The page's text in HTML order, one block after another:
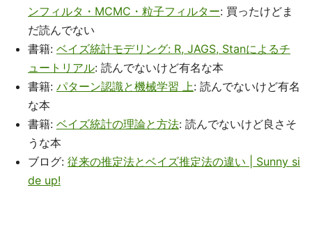
ンフィルタ・MCMC・粒子フィルター: 買ったけどま
だ読んでない
書籍: ベイズ統計モデリング: R, JAGS, Stanによるチ
ュートリアル: 読んでないけど有名な本
書籍: パターン認識と機械学習 上: 読んでないけど有名
な本
書籍: ベイズ統計の理論と方法: 読んでないけど良さそ
うな本
ブログ: 従来の推定法とベイズ推定法の違い | Sunny si
de up!